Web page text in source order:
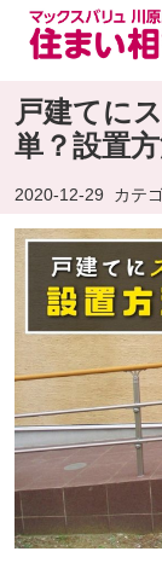
戸建てに
単？設置
2020-12-29 カテ